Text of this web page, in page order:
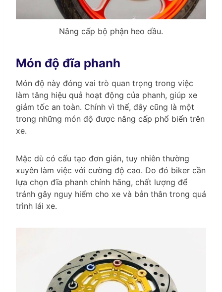
Nâng cấp bộ phận heo dầu.
Món độ đĩa phanh
Món độ này đóng vai trò quan trọng trong việc
làm tăng hiệu quả hoạt động của phanh, giúp xe
giảm tốc an toàn. Chính vì thế, đây cũng là một
trong những món độ được nâng cấp phổ biến trên
xe.
Mặc dù có cấu tạo đơn giản, tuy nhiên thường
xuyên làm việc với cường độ cao. Do đó biker cần
lựa chọn đĩa phanh chính hãng, chất lượng để
tránh gây nguy hiểm cho xe và bản thân trong quá
trình lái xe.